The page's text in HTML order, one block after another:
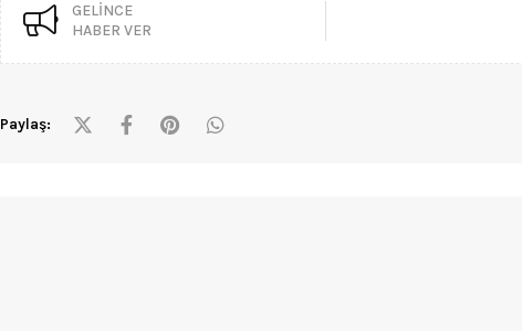
GELINCE
HABER VER
Paylaş: